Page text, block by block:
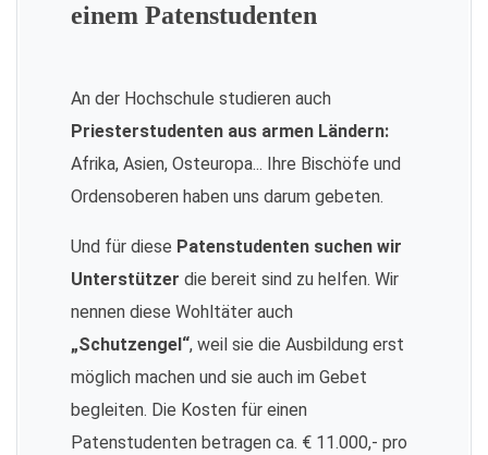
einem Patenstudenten
An der Hochschule studieren auch
Priesterstudenten aus armen Ländern:
Afrika, Asien, Osteuropa... Ihre Bischöfe und
Ordensoberen haben uns darum gebeten.
Und für diese Patenstudenten suchen wir
Unterstützer die bereit sind zu helfen. Wir
nennen diese Wohltäter auch
„Schutzengel“, weil sie die Ausbildung erst
möglich machen und sie auch im Gebet
begleiten. Die Kosten für einen
Patenstudenten betragen ca. € 11.000,- pro